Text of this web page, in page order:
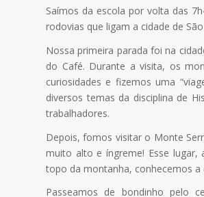
Saímos da escola por volta das
rodovias que ligam a cidade de
Nossa primeira parada foi na
do Café. Durante a visita, os
curiosidades e fizemos uma
diversos temas da disciplina de
trabalhadores.
Depois, fomos visitar o Monte
muito alto e íngreme! Esse
topo da montanha, conhecemos a
Passeamos de bondinho pelo